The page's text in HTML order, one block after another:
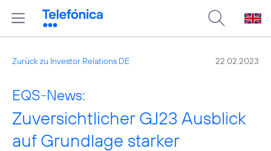
Zurück zu Investor Relations DE 22.02.2023
EQS-News:
Zuversichtlicher GJ23 Ausblick
auf Grundlage starker